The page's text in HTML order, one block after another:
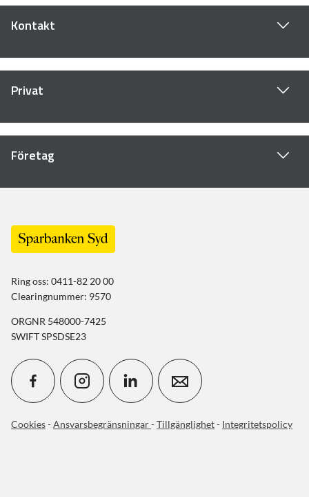
Kontakt
Privat
Företag
Ring oss: 0411-82 20 00
Clearingnummer: 9570
ORGNR 548000-7425
SWIFT SPSDSE23
Cookies-Ansvarsbegränsningar-Tillgänglighet- Integritetspolicy